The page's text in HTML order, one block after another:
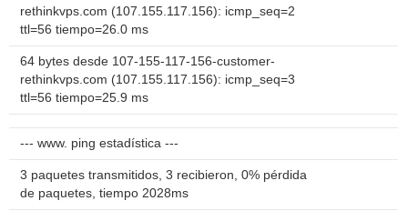
rethinkvps.com (107.155.117.156): icmp_seq=2
ttl=56 tiempo=26.0 ms
64 bytes desde 107-155-117-156-customer-
rethinkvps.com (107.155.117.156): icmp_seq=3
ttl=56 tiempo=25.9 ms
--- www. ping estadística ---
3 paquetes transmitidos, 3 recibieron, 0% pérdida
de paquetes, tiempo 2028ms